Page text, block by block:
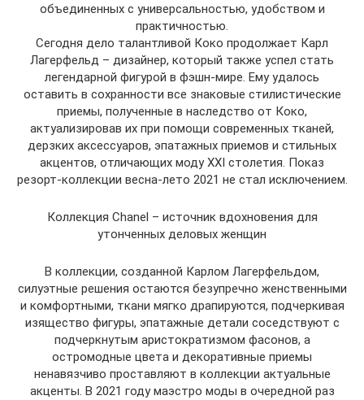
объединенных с универсальностью, удобством и
практичностью.
Сегодня дело талантливой Коко продолжает Карл
Лагерфельд – дизайнер, который также успел стать
легендарной фигурой в фэшн-мире. Ему удалось
оставить в сохранности все знаковые стилистические
приемы, полученные в наследство от Коко,
актуализировав их при помощи современных тканей,
дерзких аксессуаров, эпатажных приемов и стильных
акцентов, отличающих моду ХХІ столетия. Показ
резорт-коллекции весна-лето 2021 не стал исключением.
Коллекция Chanel – источник вдохновения для
утонченных деловых женщин
В коллекции, созданной Карлом Лагерфельдом,
силуэтные решения остаются безупречно женственными
и комфортными, ткани мягко драпируются, подчеркивая
изящество фигуры, эпатажные детали соседствуют с
подчеркнутым аристократизмом фасонов, а
остромодные цвета и декоративные приемы
ненавязчиво проставляют в коллекции актуальные
акценты. В 2021 году маэстро моды в очередной раз